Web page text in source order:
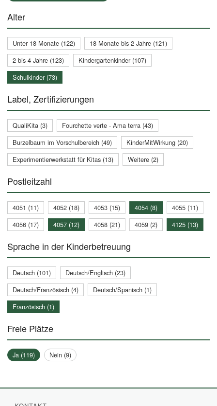
Alter
Unter 18 Monate (122)
18 Monate bis 2 Jahre (121)
2 bis 4 Jahre (123)
Kindergartenkinder (107)
Schulkinder (73)
Label, Zertifizierungen
QualiKita (3)
Fourchette verte - Ama terra (43)
Burzelbaum im Vorschulbereich (49)
KinderMitWirkung (20)
Experimentierwerkstatt für Kitas (13)
Weitere (2)
Postleitzahl
4051 (11) 4052 (18) 4053 (15) 4054 (8)
4055 (11)
4056 (17)
4057 (12) 4058 (21) 4059 (2) 4125 (13)
Sprache in der Kinderbetreuung
Deutsch (101)
Deutsch/Englisch (23)
Deutsch/Französisch (4)
Deutsch/Spanisch (1)
Französisch (1)
Freie Plätze
Ja (119) Nein (9)